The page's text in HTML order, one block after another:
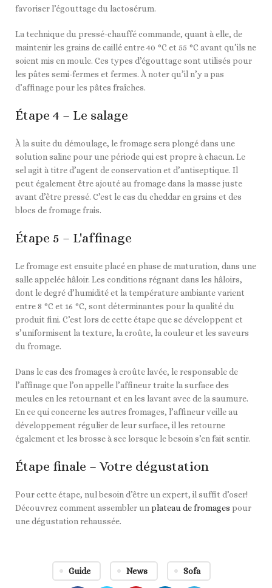
favoriser l’égouttage du lactosérum.
La technique du pressé-chauffé commande, quant à elle, de
maintenir les grains de caillé entre 40 °C et 55 °C avant qu’ils ne
soient mis en moule. Ces types d’égouttage sont utilisés pour
les pâtes semi-fermes et fermes. À noter qu’il n’y a pas
d’affinage pour les pâtes fraîches.
Étape 4 – Le salage
À la suite du démoulage, le fromage sera plongé dans une
solution saline pour une période qui est propre à chacun. Le
sel agit à titre d’agent de conservation et d’antiseptique. Il
peut également être ajouté au fromage dans la masse juste
avant d’être pressé. C’est le cas du cheddar en grains et des
blocs de fromage frais.
Étape 5 – L'affinage
Le fromage est ensuite placé en phase de maturation, dans une
salle appelée hâloir. Les conditions régnant dans les hâloirs,
dont le degré d’humidité et la température ambiante varient
entre 8 °C et 16 °C, sont déterminantes pour la qualité du
produit fini. C’est lors de cette étape que se développent et
s’uniformisent la texture, la croûte, la couleur et les saveurs
du fromage.
Dans le cas des fromages à croûte lavée, le responsable de
l’affinage que l’on appelle l’affineur traite la surface des
meules en les retournant et en les lavant avec de la saumure.
En ce qui concerne les autres fromages, l’affineur veille au
développement régulier de leur surface, il les retourne
également et les brosse à sec lorsque le besoin s’en fait sentir.
Étape finale – Votre dégustation
Pour cette étape, nul besoin d’être un expert, il suffit d’oser!
Découvrez comment assembler un plateau de fromages pour
une dégustation rehaussée.
Guide News Sofa